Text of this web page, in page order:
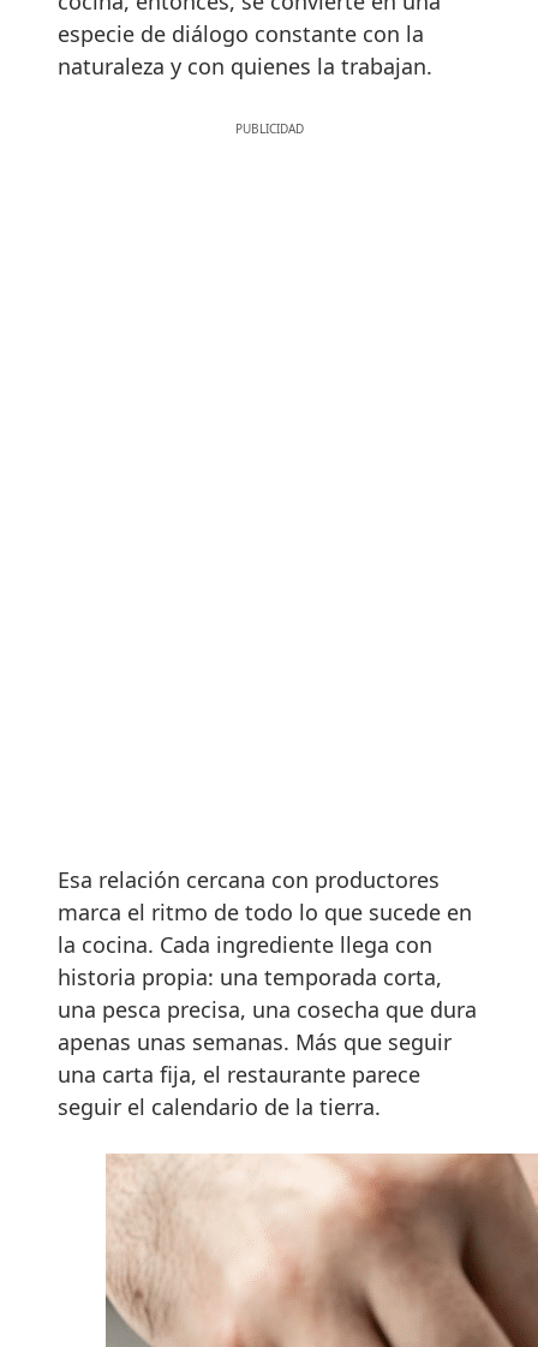
especie de diálogo constante con la
naturaleza y con quienes la trabajan.
Esa relación cercana con productores
marca el ritmo de todo lo que sucede en
la cocina. Cada ingrediente llega con
historia propia: una temporada corta,
una pesca precisa, una cosecha que dura
apenas unas semanas. Más que seguir
una carta fija, el restaurante parece
seguir el calendario de la tierra.